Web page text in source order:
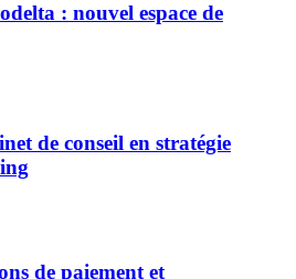
: nouvel espace de
de conseil en stratégie
de paiement et